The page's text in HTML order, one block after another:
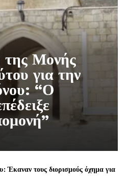
της Μονής
για την
“Ο
τους διορισμούς όχημα για